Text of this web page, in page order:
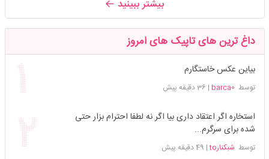
بیشتر ببینید
داغ ترین های تاپیک های امروز
بیاین عکس خاستگارم
توسط barca0
| 36 دقیقه پیش
استخاره اگر اعتقاد داری بیا اگر نه لطفا احترام بزار حتی
شده برای سرگرم...
توسط شبکنارto | 49 دقیقه پیش